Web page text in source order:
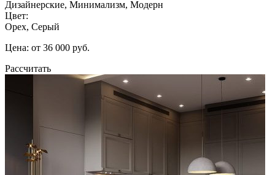
Дизайнерские, Минимализм, Модерн
Цвет:
Орех, Серый
Цена: от 36 000 руб.
Рассчитать